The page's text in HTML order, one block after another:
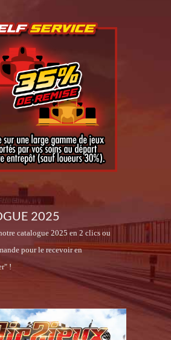
2025
catalogue 2025 en 2 clics ou
pour le recevoir en
!